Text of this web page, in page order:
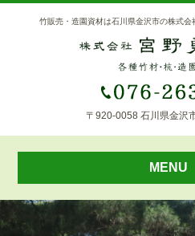
竹販売・造園資材は石川県金沢市の株式会
〒920-0058 石川県金沢
MENU